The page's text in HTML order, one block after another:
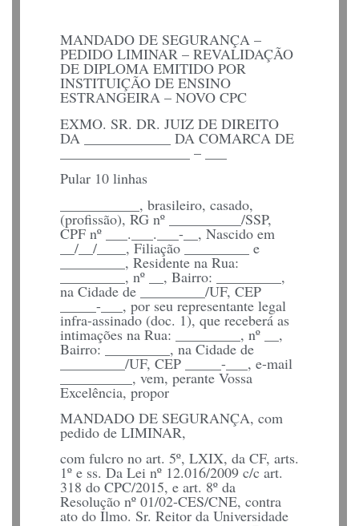
MANDADO DE SEGURANÇA –
PEDIDO LIMINAR – REVALIDAÇÃO
DE DIPLOMA EMITIDO POR
INSTITUIÇÃO DE ENSINO
ESTRANGEIRA – NOVO CPC
EXMO. SR. DR. JUIZ DE DIREITO
DA ____________ DA COMARCA DE
__________________ – ___
Pular 10 linhas
___________, brasileiro, casado,
(profissão), RG nº __________/SSP,
CPF nº ___.___.___-__, Nascido em
__/__/____, Filiação _________ e
_________, Residente na Rua:
_________, nº __, Bairro: _________,
na Cidade de _________/UF, CEP
_____-___, por seu representante legal
infra-assinado (doc. 1), que receberá as
intimações na Rua: _________, nº __,
Bairro: _________, na Cidade de
_________/UF, CEP _____-___, e-mail
__________, vem, perante Vossa
Excelência, propor
MANDADO DE SEGURANÇA, com
pedido de LIMINAR,
com fulcro no art. 5º, LXIX, da CF, arts.
1º e ss. Da Lei nº 12.016/2009 c/c art.
318 do CPC/2015, e art. 8º da
Resolução nº 01/02-CES/CNE, contra
ato do Ilmo. Sr. Reitor da Universidade